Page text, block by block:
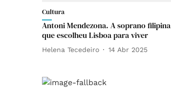
Cultura
Antoni Mendezona. A soprano filipina
que escolheu Lisboa para viver
Helena Tecedeiro 14 Abr 2025